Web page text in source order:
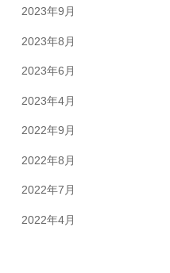
2023年9月
2023年8月
2023年6月
2023年4月
2022年9月
2022年8月
2022年7月
2022年4月